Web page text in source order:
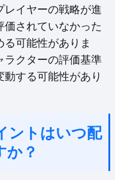
レイヤーの戦略が進
されていなかった
可能性がありま
ラクターの評価基準
する可能性があり
ントはいつ配
か？